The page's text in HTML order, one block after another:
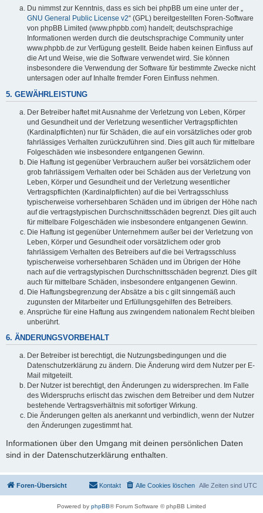
Du nimmst zur Kenntnis, dass es sich bei phpBB um eine unter der „
GNU General Public License v2“ (GPL) bereitgestellten Foren-Software
von phpBB Limited (www.phpbb.com) handelt; deutschsprachige
Informationen werden durch die deutschsprachige Community unter
www.phpbb.de zur Verfügung gestellt. Beide haben keinen Einfluss auf
die Art und Weise, wie die Software verwendet wird. Sie können
insbesondere die Verwendung der Software für bestimmte Zwecke nicht
untersagen oder auf Inhalte fremder Foren Einfluss nehmen.
5. GEWÄHRLEISTUNG
Der Betreiber haftet mit Ausnahme der Verletzung von Leben, Körper
und Gesundheit und der Verletzung wesentlicher Vertragspflichten
(Kardinalpflichten) nur für Schäden, die auf ein vorsätzliches oder grob
fahrlässiges Verhalten zurückzuführen sind. Dies gilt auch für mittelbare
Folgeschäden wie insbesondere entgangenen Gewinn.
Die Haftung ist gegenüber Verbrauchern außer bei vorsätzlichem oder
grob fahrlässigem Verhalten oder bei Schäden aus der Verletzung von
Leben, Körper und Gesundheit und der Verletzung wesentlicher
Vertragspflichten (Kardinalpflichten) auf die bei Vertragsschluss
typischerweise vorhersehbaren Schäden und im übrigen der Höhe nach
auf die vertragstypischen Durchschnittsschäden begrenzt. Dies gilt auch
für mittelbare Folgeschäden wie insbesondere entgangenen Gewinn.
Die Haftung ist gegenüber Unternehmern außer bei der Verletzung von
Leben, Körper und Gesundheit oder vorsätzlichem oder grob
fahrlässigem Verhalten des Betreibers auf die bei Vertragsschluss
typischerweise vorhersehbaren Schäden und im Übrigen der Höhe
nach auf die vertragstypischen Durchschnittsschäden begrenzt. Dies gilt
auch für mittelbare Schäden, insbesondere entgangenen Gewinn.
Die Haftungsbegrenzung der Absätze a bis c gilt sinngemäß auch
zugunsten der Mitarbeiter und Erfüllungsgehilfen des Betreibers.
Ansprüche für eine Haftung aus zwingendem nationalem Recht bleiben
unberührt.
6. ÄNDERUNGSVORBEHALT
Der Betreiber ist berechtigt, die Nutzungsbedingungen und die
Datenschutzerklärung zu ändern. Die Änderung wird dem Nutzer per E-
Mail mitgeteilt.
Der Nutzer ist berechtigt, den Änderungen zu widersprechen. Im Falle
des Widerspruchs erlischt das zwischen dem Betreiber und dem Nutzer
bestehende Vertragsverhältnis mit sofortiger Wirkung.
Die Änderungen gelten als anerkannt und verbindlich, wenn der Nutzer
den Änderungen zugestimmt hat.
Informationen über den Umgang mit deinen persönlichen Daten
sind in der Datenschutzerklärung enthalten.
Foren-Übersicht Alle Zeiten sind UTC
Alle Cookies löschen
Kontakt
Powered by phpBB® Forum Software © phpBB Limited